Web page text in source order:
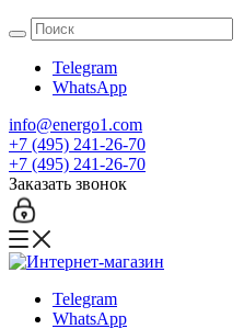
Telegram
WhatsApp
info@energo1.com
+7 (495) 241-26-70
+7 (495) 241-26-70
Заказать звонок
Telegram
WhatsApp